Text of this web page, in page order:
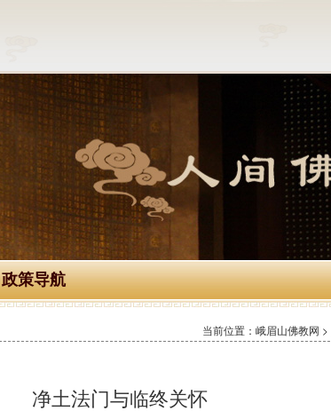
政策导航
当前位置：峨眉山佛教网
净土法门与临终关怀